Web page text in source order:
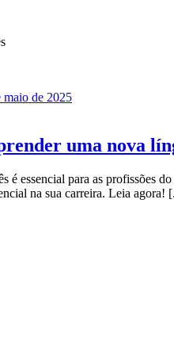
maio de 2025
uma nova
é essencial para as profissões
na sua carreira. Leia agora!